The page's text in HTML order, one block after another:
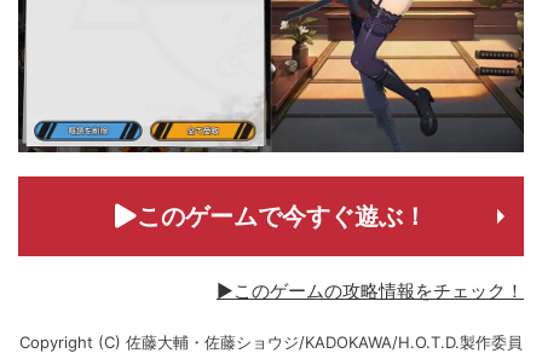
このゲームで今すぐ遊ぶ！
▶このゲームの攻略情報をチェック！
Copyright (C) 佐藤大輔・佐藤ショウジ/KADOKAWA/H.O.T.D.製作委員